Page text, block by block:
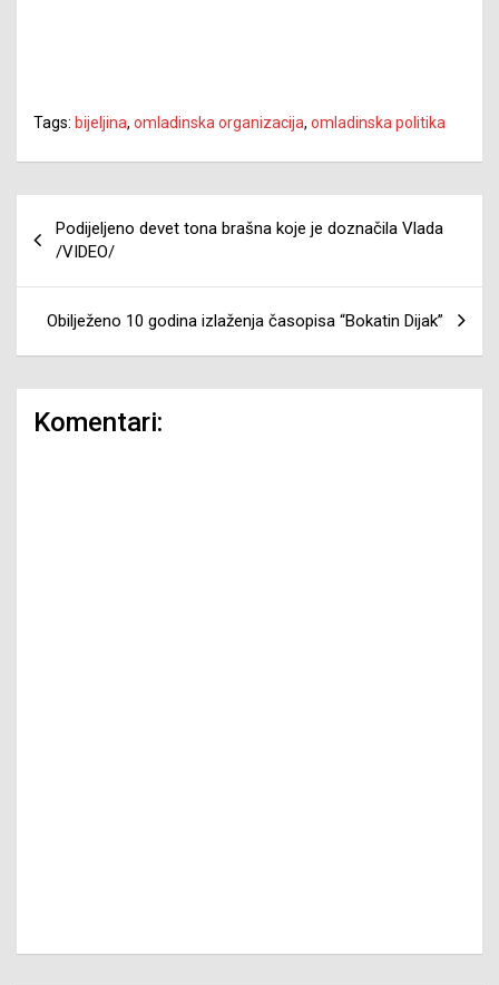
Tags: bijeljina, omladinska organizacija, omladinska politika
članaka
Podijeljeno devet tona brašna koje je doznačila Vlada
/VIDEO/
Obilježeno 10 godina izlaženja časopisa “Bokatin Dijak”
Komentari: